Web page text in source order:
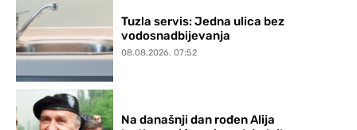
Tuzla servis: Jedna ulica bez
vodosnadbijevanja
08.08.2026. 07:52
Na današnji dan rođen Alija